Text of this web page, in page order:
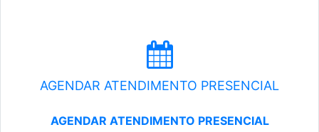
AGENDAR ATENDIMENTO PRESENCIAL
AGENDAR ATENDIMENTO PRESENCIAL